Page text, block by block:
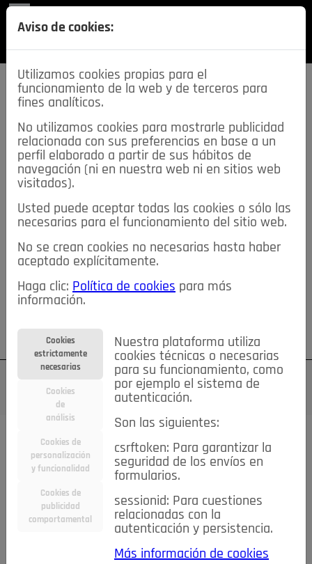
SECCIONES
descarga esta
REVISTA
≡NOTICIAS
NOTICIAS SERVICIOS DE INTERÉS
TABLÓN DE ANUNCIOS MIS ANUNCIOS CONTACTO
NOSOTROS
Su cuenta Regístrese ¿Olvidó su contraseña?
Todas las noticias..
#TePrestoMisOjos Caridad
Ciencia&Tecnología
Economía
Entretenimiento
Estilo de Vida
Internacional
Madrid Opinión IN
Pozuelo de Alarcón
Salud 🔴 En Directo
NOTICIAS
Aviso de cookies:
Utilizamos cookies propias para el
funcionamiento de la web y de terceros para
fines analíticos.
No utilizamos cookies para mostrarle publicidad
relacionada con sus preferencias en base a un
perfil elaborado a partir de sus hábitos de
navegación (ni en nuestra web ni en sitios web
visitados).
Usted puede aceptar todas las cookies o sólo las
necesarias para el funcionamiento del sitio web.
No se crean cookies no necesarias hasta haber
aceptado explícitamente.
Haga clic: Política de cookies para más
información.
Cookies
estrictamente
necesarias
Cookies
de
análisis
Cookies de
personalización
y funcionalidad
Cookies de
publicidad
comportamental
Nuestra plataforma utiliza
cookies técnicas o necesarias
para su funcionamiento, como
por ejemplo el sistema de
autenticación.
Son las siguientes:
csrftoken: Para garantizar la
seguridad de los envíos en
formularios.
sessionid: Para cuestiones
relacionadas con la
autenticación y persistencia.
Más información de cookies